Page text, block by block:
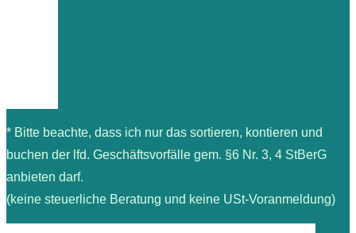
* Bitte beachte, dass ich nur das sortieren, kontieren und
buchen der lfd. Geschäftsvorfälle gem. §6 Nr. 3, 4 StBerG
anbieten darf.
(keine steuerliche Beratung und keine USt-Voranmeldung)